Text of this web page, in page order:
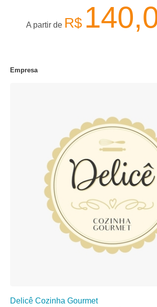
A partir de R$
Empresa
Delicê Cozinha Gourmet